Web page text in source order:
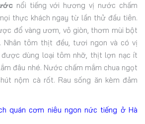
nổi tiếng với hương vị nước chấm
thực khách ngay từ lần thử đầu tiên.
đổ vàng ươm, vỏ giòn, thơm mùi bột
Nhân tôm thịt đều, tươi ngon và có vị
được dùng loại tôm nhỡ, thịt lợn nạc ít
đâu nhé. Nước chấm mắm chua ngọt
nộm cà rốt. Rau sống ăn kèm đảm
quán cơm niêu ngon nức tiếng ở Hà